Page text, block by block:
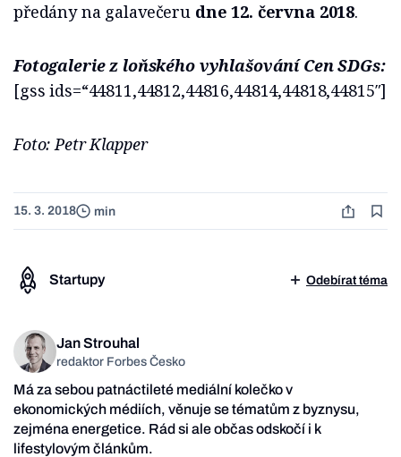
předány na galavečeru dne 12. června 2018.
Fotogalerie z loňského vyhlašování Cen SDGs:
[gss ids=“44811,44812,44816,44814,44818,44815″]
Foto: Petr Klapper
15. 3. 2018 min
Startupy Odebírat téma
Jan Strouhal
redaktor Forbes Česko
Má za sebou patnáctileté mediální kolečko v
ekonomických médiích, věnuje se tématům z byznysu,
zejména energetice. Rád si ale občas odskočí i k
lifestylovým článkům.